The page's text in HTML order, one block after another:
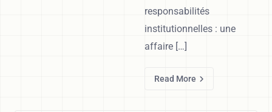
responsabilités
institutionnelles : une
affaire […]
Read More